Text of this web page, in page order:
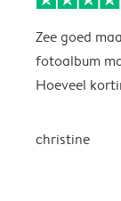
Zee goed
fotoalbum
Hoeveel
christine